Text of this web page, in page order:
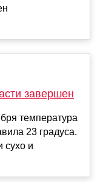
завершен
температура
23 градуса.
сухо и